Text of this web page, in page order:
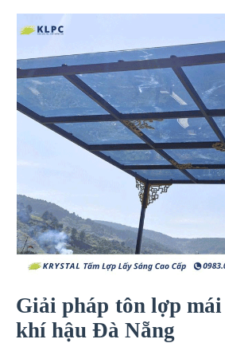
Giải pháp tôn lợp
khí hậu Đà Nẵng